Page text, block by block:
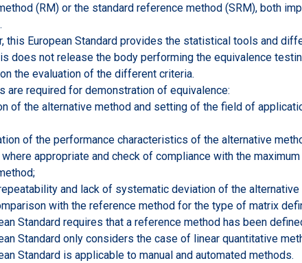
(RM) or the standard reference method (SRM), both
this European Standard provides the statistical tools and
does not release the body performing the equivalence
the evaluation of the different criteria.
are required for demonstration of equivalence:
of the alternative method and setting of the field of
of the performance characteristics of the alternative
appropriate and check of compliance with the
and lack of systematic deviation of the
with the reference method for the type of matrix
Standard requires that a reference method has been
Standard only considers the case of linear quantitative
Standard is applicable to manual and automated methods.